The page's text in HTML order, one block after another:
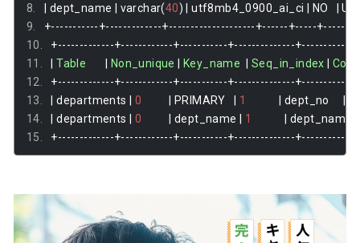
| dept_name | varchar(40) | utf8mb4_0900_ai_ci | NO |
+-----------+-------------+--------------------+------+-----
+-------------+------------+-----------+--------------
| Table | Non_unique | Key_name | Seq_in_index |
+-------------+------------+-----------+--------------
| departments | 0 | PRIMARY | 1 | dept_no |
| departments | 0 | dept_name | 1 | dept_name
+-------------+------------+-----------+--------------